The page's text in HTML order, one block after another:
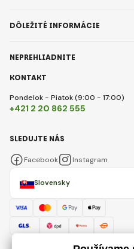
KONTAKT
Pondelok - Piatok (9:00 - 17:00)
+421 2 20 862 555
DÔLEŽITÉ INFORMÁCIE
NEPREHLIADNITE
Slovensky
SLEDUJTE NÁS
Facebook Instagram